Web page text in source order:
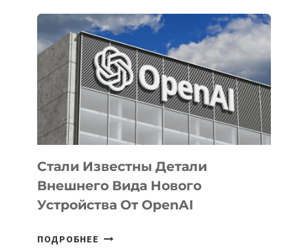
ПРИОРИТЕТНЫЕ
ЗАДАЧИ
ПО
РАЗВИТИЮ
ЭКОСИСТЕМЫ
ИСКУССТВЕННОГО
ИНТЕЛЛЕКТА
Стали Известны Детали
Внешнего Вида Нового
Устройства От OpenAI
ПОДРОБНЕЕ СТАЛИ